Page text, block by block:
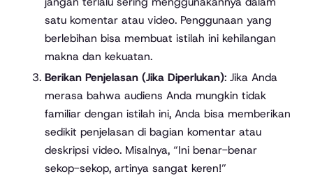
satu komentar atau video. Penggunaan yang
berlebihan bisa membuat istilah ini kehilangan
makna dan kekuatan.
Berikan Penjelasan (Jika Diperlukan): Jika Anda
merasa bahwa audiens Anda mungkin tidak
familiar dengan istilah ini, Anda bisa memberikan
sedikit penjelasan di bagian komentar atau
deskripsi video. Misalnya, “Ini benar-benar
sekop-sekop, artinya sangat keren!”